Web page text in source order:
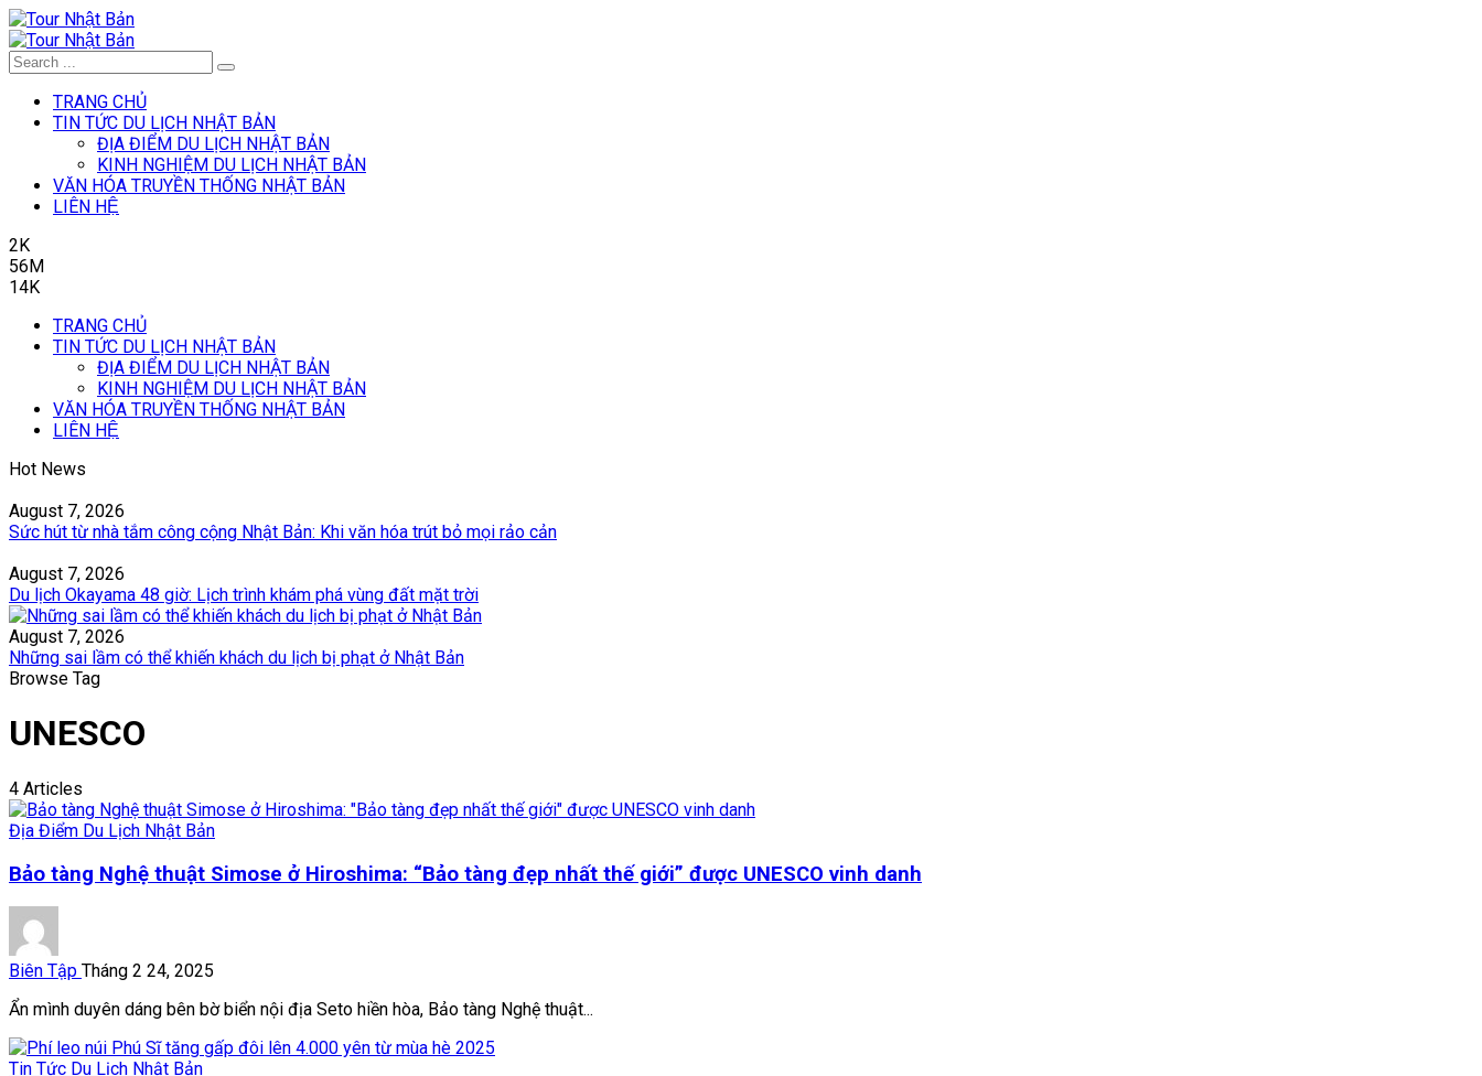
TRANG CHỦ
TIN TỨC DU LỊCH NHẬT BẢN
ĐỊA ĐIỂM DU LỊCH NHẬT BẢN
KINH NGHIỆM DU LỊCH NHẬT BẢN
VĂN HÓA TRUYỀN THỐNG NHẬT BẢN
LIÊN HỆ
2K
56M
14K
TRANG CHỦ
TIN TỨC DU LỊCH NHẬT BẢN
ĐỊA ĐIỂM DU LỊCH NHẬT BẢN
KINH NGHIỆM DU LỊCH NHẬT BẢN
VĂN HÓA TRUYỀN THỐNG NHẬT BẢN
LIÊN HỆ
Hot News
August 7, 2026
Sức hút từ nhà tắm công cộng Nhật Bản: Khi văn hóa trút bỏ mọi rảo cản
August 7, 2026
Du lịch Okayama 48 giờ: Lịch trình khám phá vùng đất mặt trời
August 7, 2026
Những sai lầm có thể khiến khách du lịch bị phạt ở Nhật Bản
Browse Tag
UNESCO
4 Articles
Địa Điểm Du Lịch Nhật Bản
Bảo tàng Nghệ thuật Simose ở Hiroshima: “Bảo tàng đẹp nhất thế giới” được UNESCO vinh danh
Biên Tập Tháng 2 24, 2025
Ẩn mình duyên dáng bên bờ biển nội địa Seto hiền hòa, Bảo tàng Nghệ thuật...
Tin Tức Du Lịch Nhật Bản